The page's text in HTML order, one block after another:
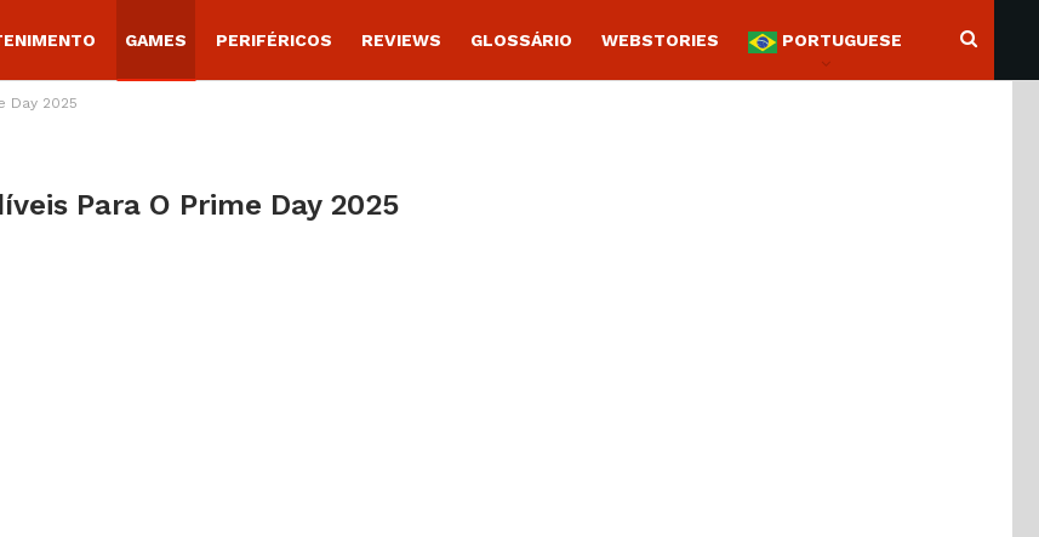
GAMES PERIFÉRICOS REVIEWS GLOSSÁRIO WEBSTORIES PORTUGUESE
Day 2025
Para O Prime Day 2025